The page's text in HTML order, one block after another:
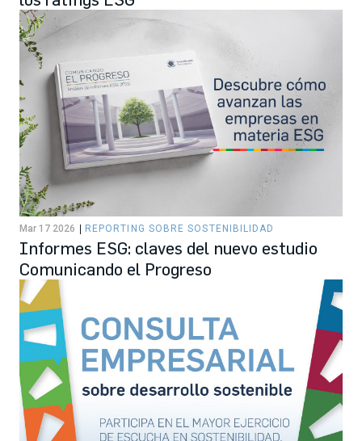
Mar 17 2026 REPORTING SOBRE SOSTENIBILIDAD
Informes ESG: claves del nuevo estudio
Comunicando el Progreso